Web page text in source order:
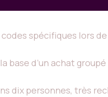
spécifiques lors
d’un achat groupé
dix personnes, très